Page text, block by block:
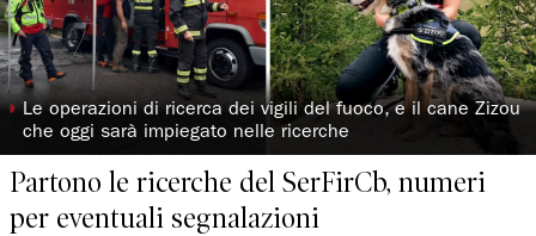
◗ Le operazioni di ricerca dei vigili del fuoco, e il cane Zizou
che oggi sarà impiegato nelle ricerche
Partono le ricerche del SerFirCb, numeri
per eventuali segnalazioni